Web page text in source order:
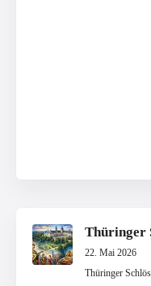
Thüringer
22. Mai 2026
Thüringer